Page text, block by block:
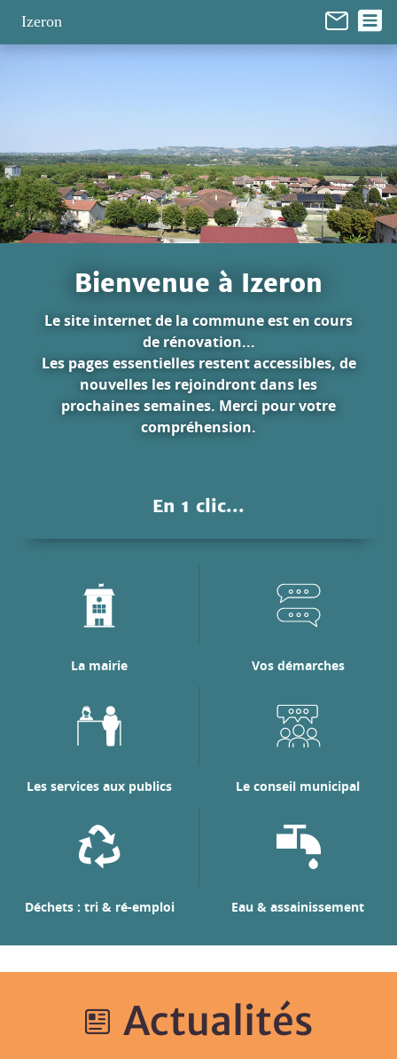
Izeron
Bienvenue à Izeron
Le site internet de la commune est en cours
de rénovation...
Les pages essentielles restent accessibles, de
nouvelles les rejoindront dans les
prochaines semaines. Merci pour votre
compréhension.
En 1 clic...
La mairie Vos démarches
Les services aux publics Le conseil municipal
Déchets : tri & ré-emploi Eau & assainissement
Actualités